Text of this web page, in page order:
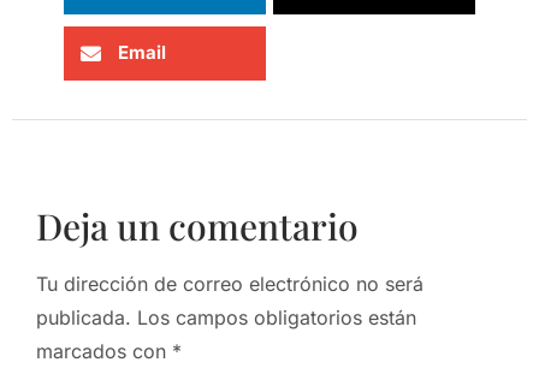
Email
Deja un comentario
Tu dirección de correo electrónico no será
publicada. Los campos obligatorios están
marcados con *